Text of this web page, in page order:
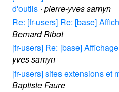
d'outils · pierre-yves samyn
Re: [fr-users] Re: [base]
Bernard Ribot
[fr-users] Re: [base]
yves samyn
[fr-users] sites extensions et
Baptiste Faure